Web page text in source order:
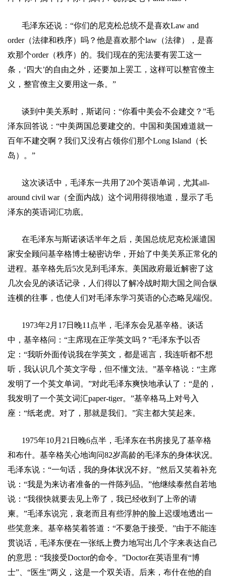
毛泽东还说： “你们的尼克松总统不是喜欢Law and
order（法律和秩序）吗？他是喜欢那个law （法律），是喜
欢那个order（秩序）的。我们现在的宪法要有罢工这一
条， ‘ 四大’的自由之外，还要加上罢工，这样可以整官僚主
义，整官僚主义要用这一条。 ”
谈到中美关系时，斯诺问： “你看中美会不会建交？ ”毛
泽东回答说： “中美两国总要建交的。中国和美国难道就一
百年不建交啊？我们又没有占领你们那个Long Island （长
岛）。 ”
这次谈话中，毛泽东一共用了20个英语单词，尤其all-
around civil war（全面内战）这个词用得很地道，显示了毛
泽东的英语词汇功底。
在毛泽东与斯诺谈话半年之后，美国总统尼克松派遣国
家安全顾问基辛格博士秘密访华，开始了中美关系正常化的
进程。基辛格先后5次见到毛泽东。美国政府最近解密了这
几次会见的谈话记录，人们得以了解冷战时期大国之间合纵
连横的往事，也使人们对毛泽东学习英语的心态略见端倪。
1973年2 月 17日 晚11 点半 ，毛泽东会见基辛格。谈话
中，基辛格问： “主席现在正学英文吗？ ”毛泽东予以否
定： “我听外面传说我在学英文，都是谣言，我连听都不想
听，我认识几个英文字母，但不懂文法。 ”基辛格说： “主席
发明了一个英文单词。 ”对此毛泽东爽快地承认了： “是的，
我发明了一个英文词汇paper-tiger。 ”基辛格马上对号入
座： “纸老虎。对了，那就是我们。 ”宾主都大笑起来。
1975年10月 21 日 晚6点半 ，毛泽东在书房接见了基辛格
和布什。基辛格关心地询问82岁高龄的毛泽东的身体状况。
毛泽东说： “一句话，我的身体状况不好。 ”然后又笑着补充
说： “我是为来访者准备的一件陈列品。 ”他继续泰然自若地
说： “我很快就要去见上帝了，我已经收到了上帝的请
柬。 ”毛泽东说完，衰老而且有些浮肿的脸上迟缓地透出一
些笑意来。基辛格笑着答道： “不要急于接受。 ”由于不能连
贯说话，毛泽东便在一张纸上费力地写出几个字来表达自己
的意思： “我接受Doctor的命令。 ”Doctor在英语里有“博
士” “医生”两义，这是一个双关语。后来，布什在他的自